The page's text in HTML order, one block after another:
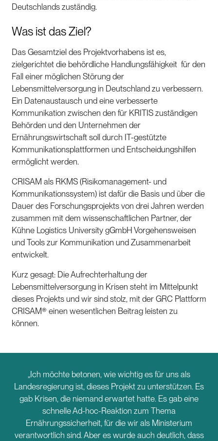
Deutschlands zuständig.
Was ist das Ziel?
Das Gesamtziel des Projektvorhabens ist es,
zielgerichtet die behördliche Handlungsfähigkeit für den
Fall einer möglichen Störung der
Lebensmittelversorgung in Deutschland zu verbessern.
Ein Datenaustausch und eine verbesserte
Kommunikation zwischen den für KRITIS zuständigen
Behörden und den Unternehmen der
Ernährungswirtschaft soll durch IT-gestützte
Kommunikationsplattformen und Entscheidungshilfen
ermöglicht werden.
CRISAM als RKMS (Risikomanagement- und
Kommunikationssystem) ist dafür die Basis und über die
Dauer des Forschungsprojekts von drei Jahren werden
zusammen mit dem wissenschaftlichen Partner, der
Kühne Logistics University gGmbH Vorgehensweisen
und Tools zur Kommunikation und Zusammenarbeit
entwickelt.
Kurz gesagt: Die Aufrechterhaltung der
Lebensmittelversorgung in Krisen steht im Mittelpunkt
dieses Projekts und wir sind stolz, mit der GRC Plattform
CRISAM® einen wesentlichen Beitrag leisten zu
können.
„Ich möchte betonen, wie wichtig es für uns als
Landesregierung ist, dieses Projekt zu unterstützen. Es
gab Krisen, die niemand erwartet hatte. Es gab eine
schnelle Ad-hoc-Reaktion zum Thema
Ernährungssicherheit, für die wir als Ministerium
verantwortlich sind. Aber es wurde auch deutlich, dass